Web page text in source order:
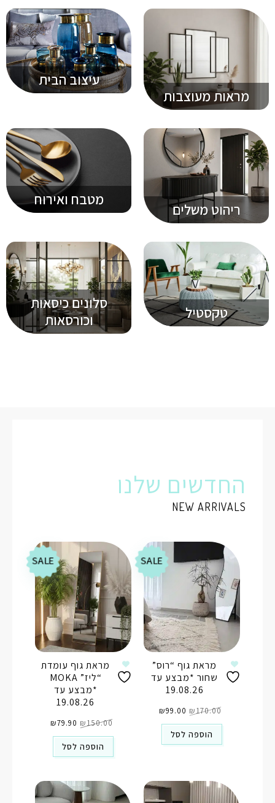
עיצוב הבית
מראות מעוצבות
מטבח ואירוח
ריהוט משלים
סלונים כיסאות
וכורסאות
טקסטיל
החדשים שלנו
NEW ARRIVALS
SALE
מראת גוף עומדת
“ליז” MOKA
*מבצע עד
19.08.26
₪150.00 המקורי
היה:
₪150.00.
₪79.90 הנוכחי
הוא:
הוספה לסל
SALE
מראת גוף “רוס”
שחור *מבצע עד
19.08.26
₪170.00 המקורי
היה:
₪170.00.
₪99.00 הנוכחי
הוא:
הוספה לסל